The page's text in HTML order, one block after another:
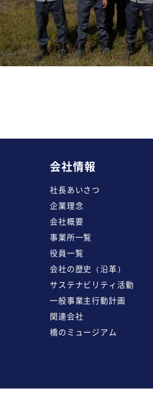
会社情報
社長あいさつ
企業理念
会社概要
事業所一覧
役員一覧
会社の歴史（沿革）
サステナビリティ活動
一般事業主行動計画
関連会社
橋のミュージアム